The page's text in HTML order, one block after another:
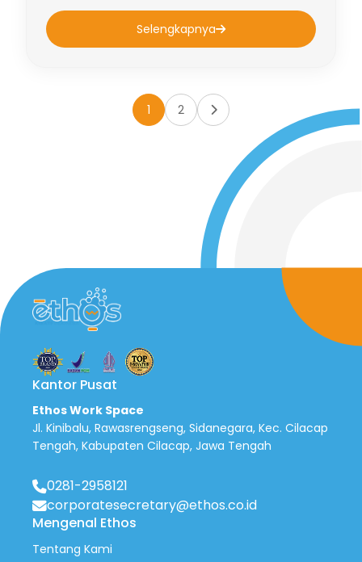
Selengkapnya
1 2
Kantor Pusat
Ethos Work Space
Jl. Kinibalu, Rawasrengseng, Sidanegara, Kec. Cilacap
Tengah, Kabupaten Cilacap, Jawa Tengah
0281-2958121
corporatesecretary@ethos.co.id
Mengenal Ethos
Tentang Kami